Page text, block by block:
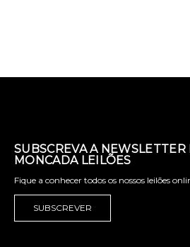
SUBSCREVA A NEWSLETTER
MONCADA LEILÕES
Fique a conhecer todos os nossos leilões
SUBSCREVER